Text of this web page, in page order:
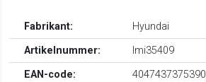
Fabrikant:
Hyundai
Artikelnummer:
lmi35409
EAN-code:
4047437375390